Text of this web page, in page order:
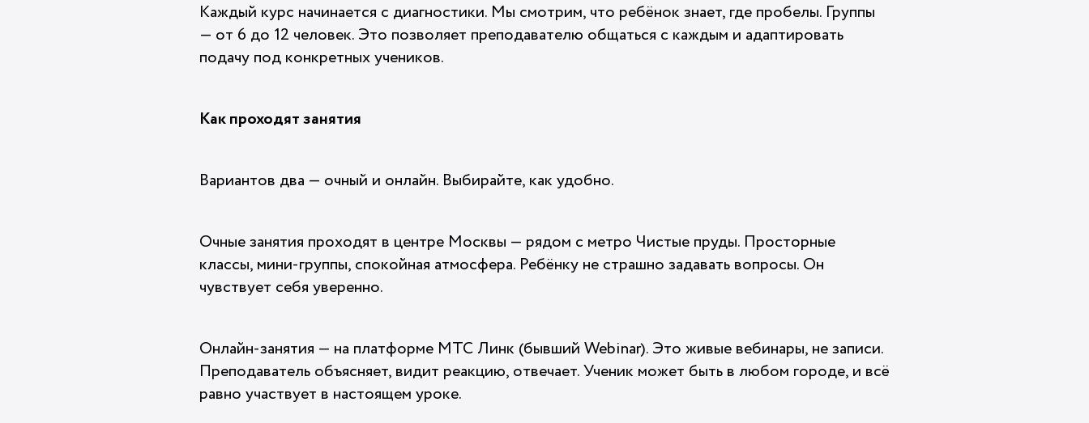
Каждый курс начинается с диагностики. Мы смотрим, что ребёнок знает, где пробелы. Группы
— от 6 до 12 человек. Это позволяет преподавателю общаться с каждым и адаптировать
подачу под конкретных учеников.
Как проходят занятия
Вариантов два — очный и онлайн. Выбирайте, как удобно.
Очные занятия проходят в центре Москвы — рядом с метро Чистые пруды. Просторные
классы, мини-группы, спокойная атмосфера. Ребёнку не страшно задавать вопросы. Он
чувствует себя уверенно.
Онлайн-занятия — на платформе МТС Линк (бывший Webinar). Это живые вебинары, не записи.
Преподаватель объясняет, видит реакцию, отвечает. Ученик может быть в любом городе, и всё
равно участвует в настоящем уроке.